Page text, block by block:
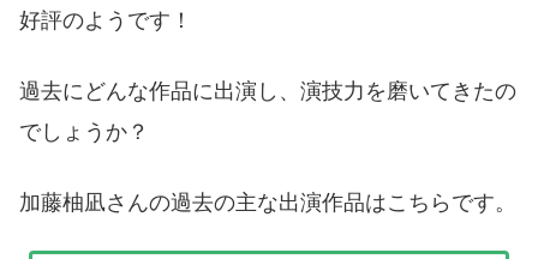
好評のようです！
過去にどんな作品に出演し、演技力を磨いてきたの
でしょうか？
加藤柚凪さんの過去の主な出演作品はこちらです。